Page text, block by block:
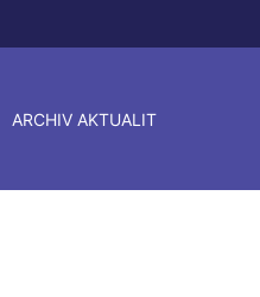
ARCHIV AKTUALIT